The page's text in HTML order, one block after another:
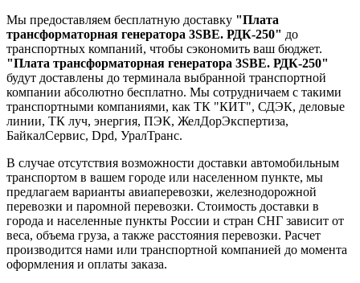
Мы предоставляем бесплатную доставку "Плата
трансформаторная генератора 3SBE. РДК-250" до
транспортных компаний, чтобы сэкономить ваш бюджет.
"Плата трансформаторная генератора 3SBE. РДК-250"
будут доставлены до терминала выбранной транспортной
компании абсолютно бесплатно. Мы сотрудничаем с такими
транспортными компаниями, как ТК "КИТ", СДЭК, деловые
линии, ТК луч, энергия, ПЭК, ЖелДорЭкспертиза,
БайкалСервис, Dpd, УралТранс.
В случае отсутствия возможности доставки автомобильным
транспортом в вашем городе или населенном пункте, мы
предлагаем варианты авиаперевозки, железнодорожной
перевозки и паромной перевозки. Стоимость доставки в
города и населенные пункты России и стран СНГ зависит от
веса, объема груза, а также расстояния перевозки. Расчет
производится нами или транспортной компанией до момента
оформления и оплаты заказа.